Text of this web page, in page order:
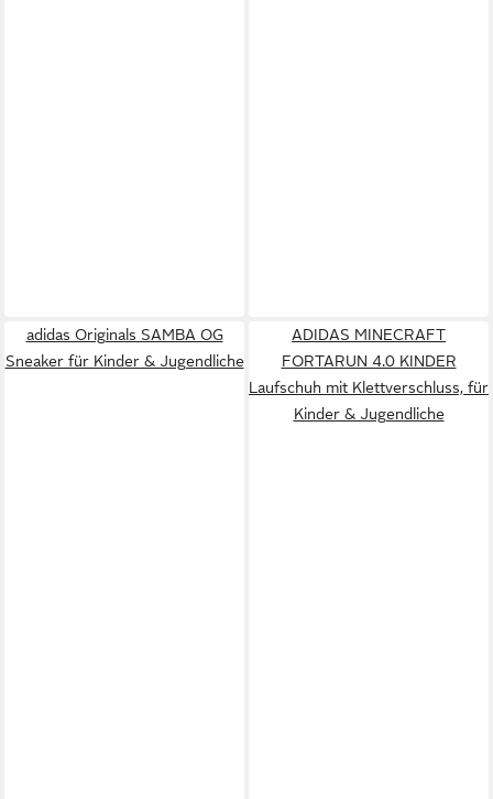
adidas Originals SAMBA OG
Sneaker für Kinder & Jugendliche
ADIDAS MINECRAFT
FORTARUN 4.0 KINDER
Laufschuh mit Klettverschluss, für
Kinder & Jugendliche